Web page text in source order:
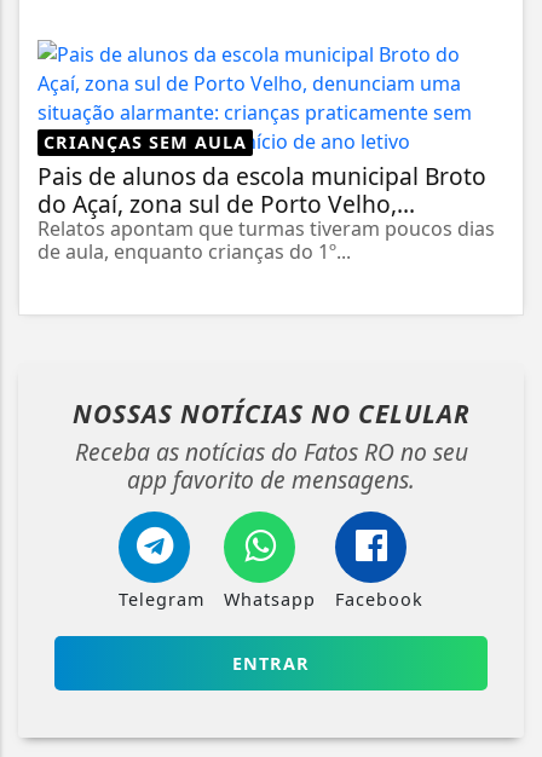
CRIANÇAS SEM AULA
Pais de alunos da escola municipal Broto
do Açaí, zona sul de Porto Velho,...
Relatos apontam que turmas tiveram poucos dias
de aula, enquanto crianças do 1º...
NOSSAS NOTÍCIAS NO CELULAR
Receba as notícias do Fatos RO no seu
app favorito de mensagens.
Telegram Whatsapp Facebook
ENTRAR